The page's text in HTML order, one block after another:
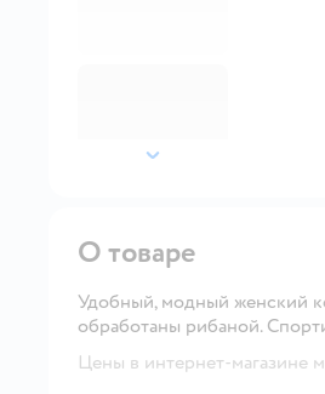
далее
О товаре
Удобный, модный женский
обработаны рибаной.
Цены в интернет-магазине